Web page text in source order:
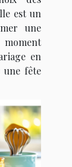
est un
une
en
une fête